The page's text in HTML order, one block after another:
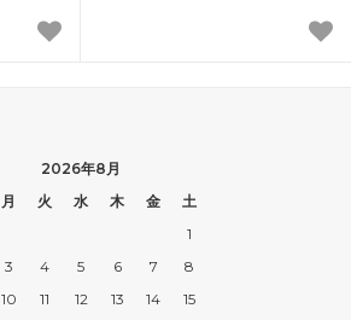
2026年8月
月 火 水 木 金
土
1
3 4 5 6 7
8
10 11 12 13 14
15